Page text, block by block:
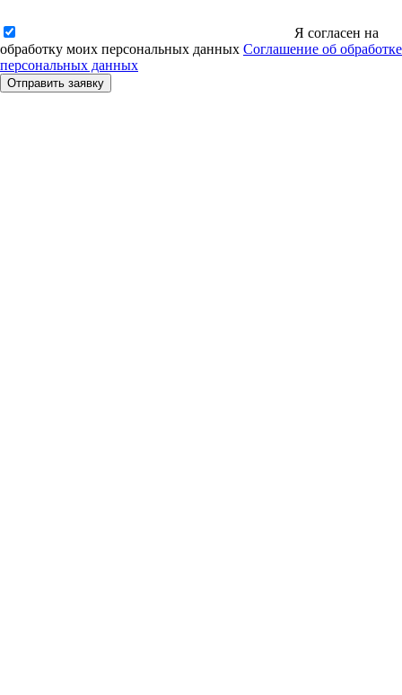
Я согласен на
обработку моих персональных данных Соглашение об обработке
персональных данных